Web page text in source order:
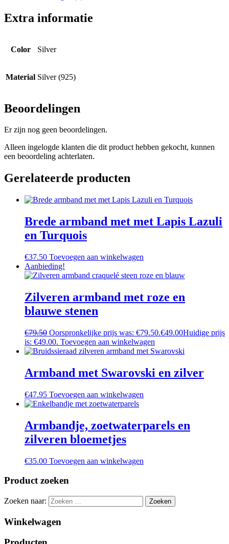
Extra informatie
Color Silver
Material Silver (925)
Beoordelingen
Er zijn nog geen beoordelingen.
Alleen ingelogde klanten die dit product hebben gekocht, kunnen
een beoordeling achterlaten.
Gerelateerde producten
Brede armband met met Lapis Lazuli
en Turquois
€37.50 Toevoegen aan winkelwagen
Aanbieding!
Zilveren armband met roze en
blauwe stenen
€79.50 Oorspronkelijke prijs was: €79.50.€49.00Huidige prijs
is: €49.00. Toevoegen aan winkelwagen
Armband met Swarovski en zilver
€47.95 Toevoegen aan winkelwagen
Armbandje, zoetwaterparels en
zilveren bloemetjes
€35.00 Toevoegen aan winkelwagen
Product zoeken
Zoeken naar:
Winkelwagen